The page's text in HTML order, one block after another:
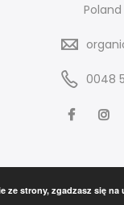
Poland
0048
ze strony, zgadzasz się na